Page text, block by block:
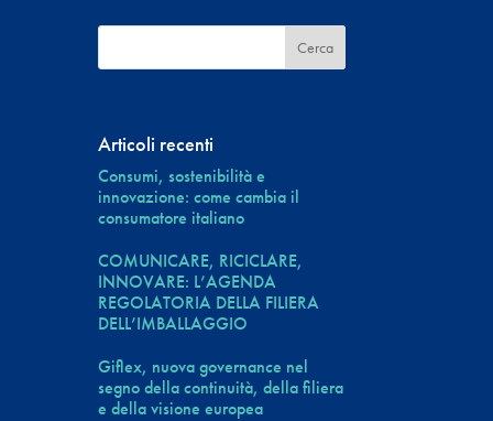
Articoli recenti
Consumi, sostenibilità e
innovazione: come cambia il
consumatore italiano
COMUNICARE, RICICLARE,
INNOVARE: L’AGENDA
REGOLATORIA DELLA FILIERA
DELL’IMBALLAGGIO
Giflex, nuova governance nel
segno della continuità, della filiera
e della visione europea